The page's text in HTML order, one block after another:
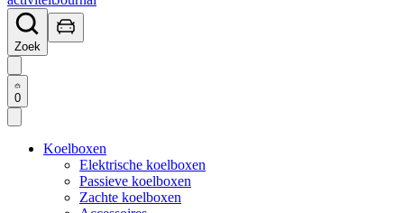
Zoek
0
Koelboxen
Elektrische koelboxen
Passieve koelboxen
Zachte koelboxen